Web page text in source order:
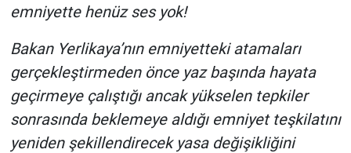
emniyette henüz ses yok!
Bakan Yerlikaya’nın emniyetteki atamaları
gerçekleştirmeden önce yaz başında hayata
geçirmeye çalıştığı ancak yükselen tepkiler
sonrasında beklemeye aldığı emniyet teşkilatını
yeniden şekillendirecek yasa değişikliğini